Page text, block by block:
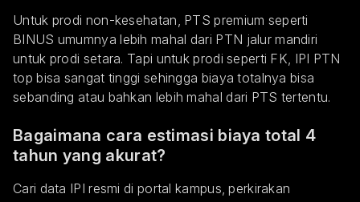
Untuk prodi non-kesehatan, PTS premium seperti
BINUS umumnya lebih mahal dari PTN jalur mandiri
untuk prodi setara. Tapi untuk prodi seperti FK, IPI PTN
top bisa sangat tinggi sehingga biaya totalnya bisa
sebanding atau bahkan lebih mahal dari PTS tertentu.
Bagaimana cara estimasi biaya total 4
tahun yang akurat?
Cari data IPI resmi di portal kampus, perkirakan